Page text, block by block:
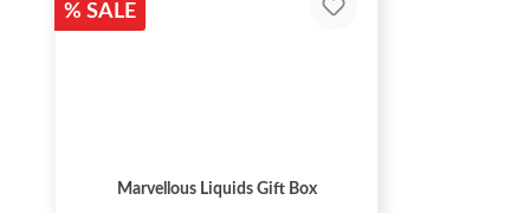
% SALE
Marvellous Liquids Gift Box